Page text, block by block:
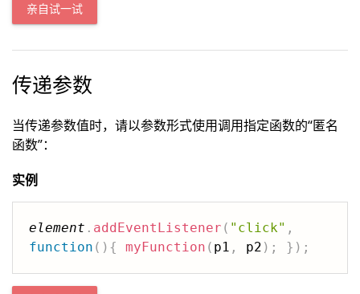
亲自试一试
传递参数
当传递参数值时，请以参数形式使用调用指定函数的“匿名
函数”：
实例
element . addEventListener ( "click" ,
function ( ) { myFunction ( p1 , p2 ) ; } ) ;